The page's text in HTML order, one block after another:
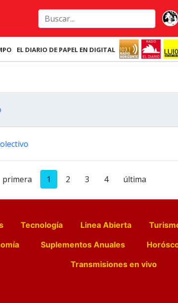
EL DIARIO DE PAPEL EN DIGITAL
primera 1 2 3 4 última
Tecnología Linea Abierta
Suplementos Anuales
Transmisiones en vivo